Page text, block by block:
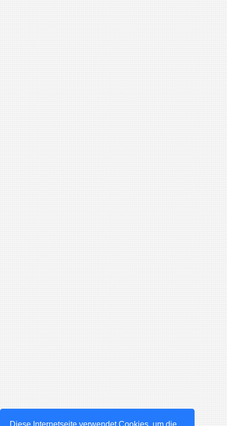
Diese Internetseite verwendet Cookies, um die